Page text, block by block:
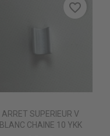
ARRET SUPERIEUR V
BLANC CHAINE 10 YKK
favorite_border